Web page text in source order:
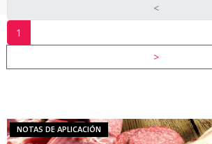
<
1
>
INDUSTRIA
RECURSOS
TODOS
NOTAS DE APLICACIÓN